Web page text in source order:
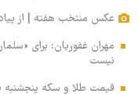
عکس منتخب هفته | از
مهران غفوریان: برای
نیست